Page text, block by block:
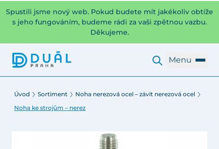
Spustili jsme nový web. Pokud budete mít jakékoliv obtíže
s jeho fungováním, budeme rádi za vaši zpětnou vazbu.
Děkujeme.
Menu
Úvod Sortiment
Noha nerezová ocel – závit nerezová ocel
Noha ke strojům – nerez